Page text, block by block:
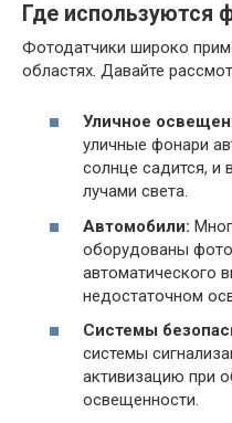
Где используются
Фотодатчики широко
областях. Давайте
Уличное
уличные фонари
солнце садится,
лучами света.
Автомобили:
оборудованы
автоматического
недостаточном
Системы
системы
активизацию при
освещенности.